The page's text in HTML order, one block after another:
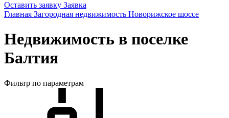
Оставить заявку Заявка
Главная Загородная недвижимость Новорижское шоссе
Недвижимость в поселке
Балтия
Фильтр по параметрам